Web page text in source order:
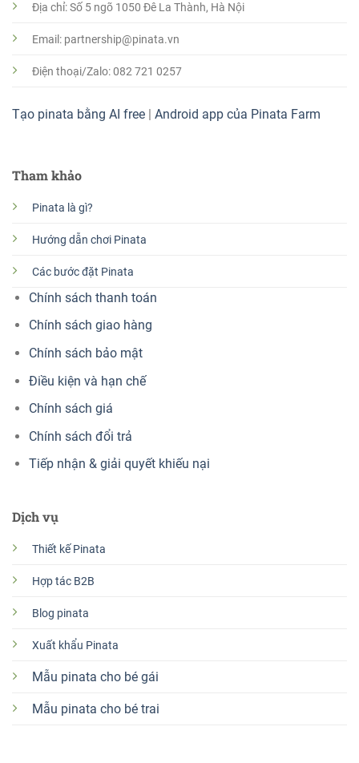
Tham khảo
Pinata là gì?
Hướng dẫn chơi Pinata
Các bước đặt Pinata
Chính sách thanh toán
Chính sách giao hàng
Chính sách bảo mật
Điều kiện và hạn chế
Chính sách giá
Chính sách đổi trả
Tiếp nhận & giải quyết khiếu nại
Dịch vụ
Thiết kế Pinata
Hợp tác B2B
Blog pinata
Xuất khẩu Pinata
Mẫu pinata cho bé gái
Mẫu pinata cho bé trai
Địa chỉ: Số 5 ngõ 1050 Đê La Thành, Hà Nội
Email: partnership@pinata.vn
Điện thoại/Zalo: 082 721 0257
Tạo pinata bằng AI free | Android app của Pinata Farm